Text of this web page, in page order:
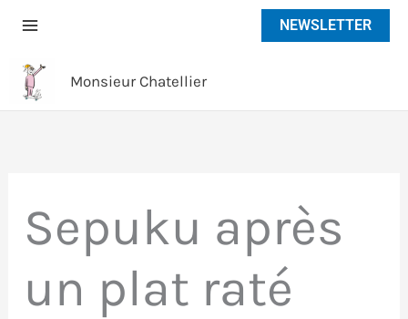
NEWSLETTER
Monsieur Chatellier
Sepuku après
un plat raté